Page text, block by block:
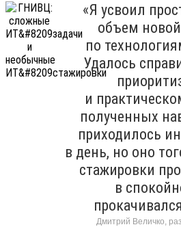
«Я усвоил
объем
по
Удалось
и
полученных
приходилось
в день, но оно
стажировки
в
Дмитрий Величко,